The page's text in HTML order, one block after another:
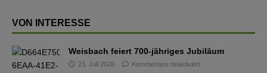
VON INTERESSE
Weisbach feiert 700-jähriges Jubiläum
23. Juli 2026 Kommentare deaktiviert